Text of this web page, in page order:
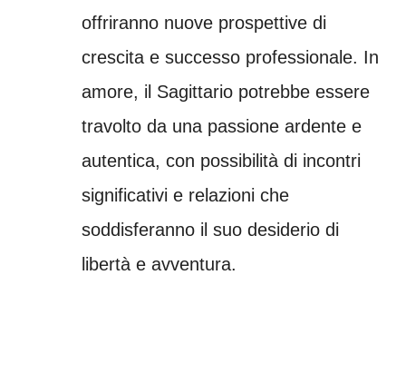
offriranno nuove prospettive di
crescita e successo professionale. In
amore, il Sagittario potrebbe essere
travolto da una passione ardente e
autentica, con possibilità di incontri
significativi e relazioni che
soddisferanno il suo desiderio di
libertà e avventura.